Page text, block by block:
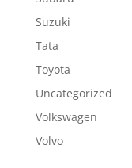
Suzuki
Tata
Toyota
Uncategorized
Volkswagen
Volvo